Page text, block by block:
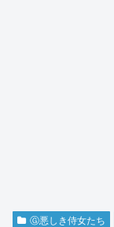
Ⓖ悪しき侍女たち